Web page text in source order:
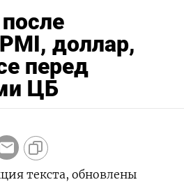
доллар,
перед
ЦБ
текста, обновлены